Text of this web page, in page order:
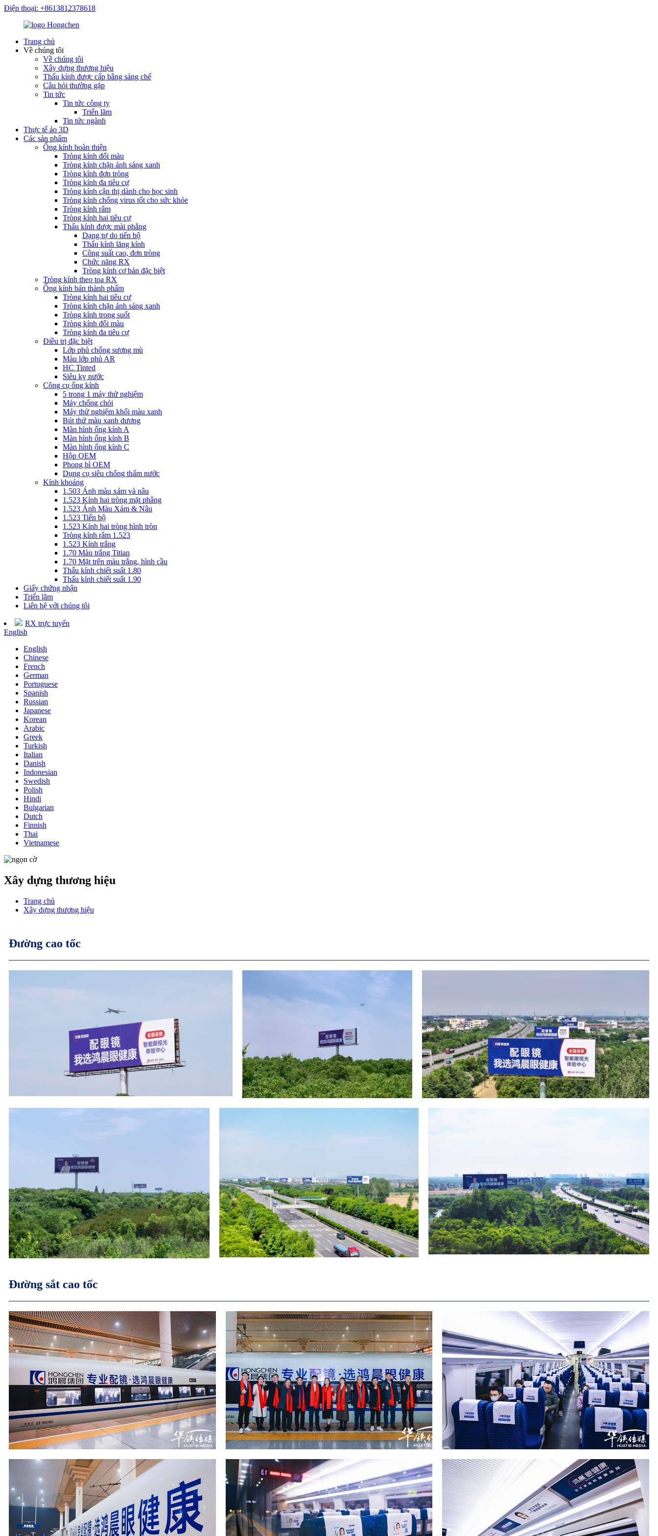
Điện thoại: +8613812378618
Trang chủ
Về chúng tôi
Về chúng tôi
Xây dựng thương hiệu
Thấu kính được cấp bằng sáng chế
Câu hỏi thường gặp
Tin tức
Tin tức công ty
Triển lãm
Tin tức ngành
Thực tế ảo 3D
Các sản phẩm
Ống kính hoàn thiện
Tròng kính đổi màu
Tròng kính chặn ánh sáng xanh
Tròng kính đơn tròng
Tròng kính đa tiêu cự
Tròng kính cận thị dành cho học sinh
Tròng kính chống virus tốt cho sức khỏe
Tròng kính râm
Tròng kính hai tiêu cự
Thấu kính được mài phẳng
Dạng tự do tiến bộ
Thấu kính lăng kính
Công suất cao, đơn tròng
Chức năng RX
Tròng kính cơ bản đặc biệt
Tròng kính theo toa RX
Ống kính bán thành phẩm
Tròng kính hai tiêu cự
Tròng kính chặn ánh sáng xanh
Tròng kính trong suốt
Tròng kính đổi màu
Tròng kính đa tiêu cự
Điều trị đặc biệt
Lớp phủ chống sương mù
Màu lớp phủ AR
HC Tinted
Siêu kỵ nước
Công cụ ống kính
5 trong 1 máy thử nghiệm
Máy chống chói
Máy thử nghiệm khối màu xanh
Bút thử màu xanh dương
Màn hình ống kính A
Màn hình ống kính B
Màn hình ống kính C
Hộp OEM
Phong bì OEM
Dụng cụ siêu chống thấm nước
Kính khoáng
1.503 Ảnh màu xám và nâu
1.523 Kính hai tròng mặt phẳng
1.523 Ảnh Màu Xám & Nâu
1.523 Tiến bộ
1.523 Kính hai tròng hình tròn
Tròng kính râm 1.523
1.523 Kính trắng
1.70 Màu trắng Titian
1.70 Mặt trên màu trắng, hình cầu
Thấu kính chiết suất 1.80
Thấu kính chiết suất 1.90
Giấy chứng nhận
Triển lãm
Liên hệ với chúng tôi
RX trực tuyến
English
English
Chinese
French
German
Portuguese
Spanish
Russian
Japanese
Korean
Arabic
Greek
Turkish
Italian
Danish
Indonesian
Swedish
Polish
Hindi
Bulgarian
Dutch
Finnish
Thai
Vietnamese
Xây dựng thương hiệu
Trang chủ
Xây dựng thương hiệu
Đường cao tốc
Đường sắt cao tốc